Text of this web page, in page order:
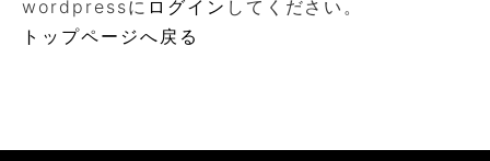
wordpressに ログイン してください。
トップページへ戻る